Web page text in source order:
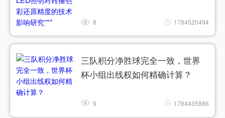
8 1784520494
三队积分净胜球完全一致，世界
杯小组出线权如何精确计算？
9 1784435886